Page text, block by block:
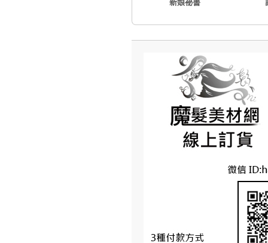
新娘祕書